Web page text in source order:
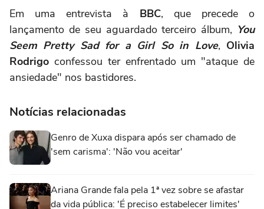
Em uma entrevista à BBC, que precede o
lançamento de seu aguardado terceiro álbum, You
Seem Pretty Sad for a Girl So in Love, Olivia
Rodrigo confessou ter enfrentado um "ataque de
ansiedade" nos bastidores.
Notícias relacionadas
Genro de Xuxa dispara após ser chamado de
'sem carisma': 'Não vou aceitar'
Ariana Grande fala pela 1ª vez sobre se afastar
da vida pública: 'É preciso estabelecer limites'